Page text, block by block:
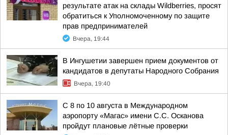
результате атак на склады Wildberries, просят
обратиться к Уполномоченному по защите
прав предпринимателей
Вчера, 19:44
В Ингушетии завершен прием документов от
кандидатов в депутаты Народного Собрания
Вчера, 19:40
С 8 по 10 августа в Международном
аэропорту «Магас» имени С.С. Осканова
пройдут плановые лётные проверки